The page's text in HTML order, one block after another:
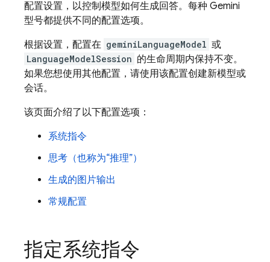
配置设置，以控制模型如何生成回答。每种 Gemini
型号都提供不同的配置选项。
根据设置，配置在 geminiLanguageModel 或
LanguageModelSession 的生命周期内保持不变。
如果您想使用其他配置，请使用该配置创建新模型或
会话。
该页面介绍了以下配置选项：
系统指令
思考（也称为“推理”）
生成的图片输出
常规配置
指定系统指令